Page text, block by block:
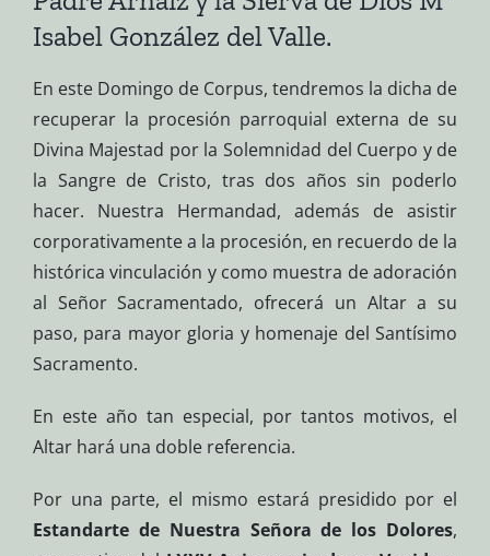
Isabel González del Valle.
En este Domingo de Corpus, tendremos la dicha de
recuperar la procesión parroquial externa de su
Divina Majestad por la Solemnidad del Cuerpo y de
la Sangre de Cristo, tras dos años sin poderlo
hacer. Nuestra Hermandad, además de asistir
corporativamente a la procesión, en recuerdo de la
histórica vinculación y como muestra de adoración
al Señor Sacramentado, ofrecerá un Altar a su
paso, para mayor gloria y homenaje del Santísimo
Sacramento.
En este año tan especial, por tantos motivos, el
Altar hará una doble referencia.
Por una parte, el mismo estará presidido por el
Estandarte de Nuestra Señora de los Dolores,